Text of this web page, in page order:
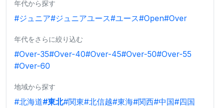
年代から探す
#ジュニア#ジュニアユース#ユース#Open#Over
年代をさらに絞り込む
#Over-35#Over-40#Over-45#Over-50#Over-55
#Over-60
地域から探す
#北海道#東北#関東#北信越#東海#関西#中国#四国